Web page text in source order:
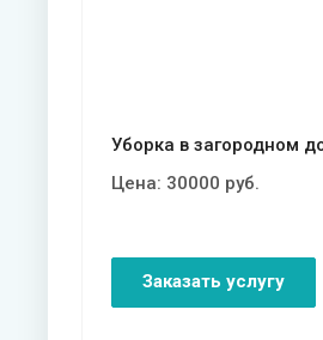
Уборка в загородном
Цена: 30000 руб.
Заказать услугу